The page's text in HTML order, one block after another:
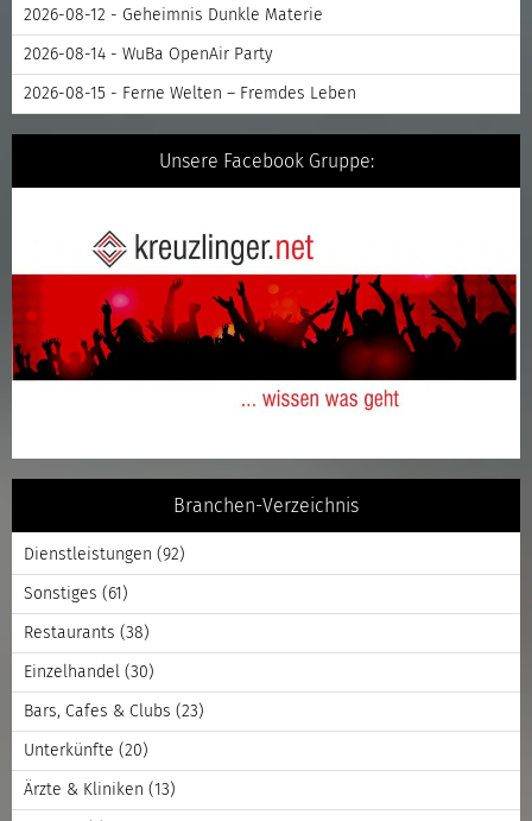
2026-08-12 - Geheimnis Dunkle Materie
2026-08-14 - WuBa OpenAir Party
2026-08-15 - Ferne Welten – Fremdes Leben
Unsere Facebook Gruppe:
Branchen-Verzeichnis
Dienstleistungen (92)
Sonstiges (61)
Restaurants (38)
Einzelhandel (30)
Bars, Cafes & Clubs (23)
Unterkünfte (20)
Ärzte & Kliniken (13)